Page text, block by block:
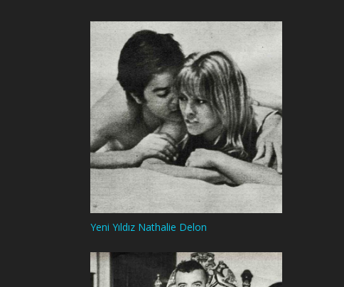
Yeni Yıldız Nathalie Delon